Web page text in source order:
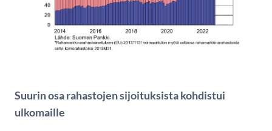
Suurin osa rahastojen sijoituksista kohdistui
ulkomaille